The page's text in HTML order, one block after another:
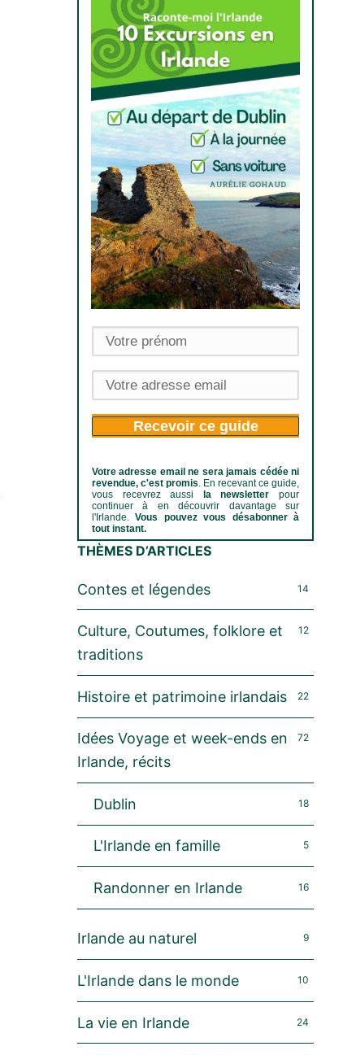
Recevoir ce guide
Votre adresse email ne sera jamais cédée ni
revendue, c'est promis . En recevant ce guide,
vous recevrez aussi la newsletter pour
continuer à en découvrir davantage sur
l'Irlande.
Vous pouvez vous désabonner à
tout instant.
THÈMES D’ARTICLES
Contes et légendes 14
Culture, Coutumes, folklore et
traditions
12
Histoire et patrimoine irlandais 22
Idées Voyage et week-ends en
Irlande, récits
72
Dublin 18
L'Irlande en famille 5
Randonner en Irlande 16
Irlande au naturel 9
L'Irlande dans le monde 10
La vie en Irlande 24